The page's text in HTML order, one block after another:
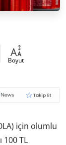
Boyut
için olumlu
100 TL